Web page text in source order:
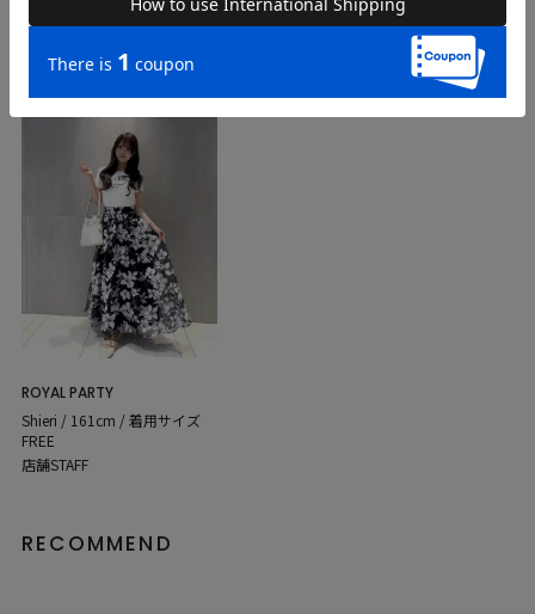
Instagram Post
ROYAL PARTY
Shieri / 161cm / 着用サイズ
FREE
店舗STAFF
RECOMMEND